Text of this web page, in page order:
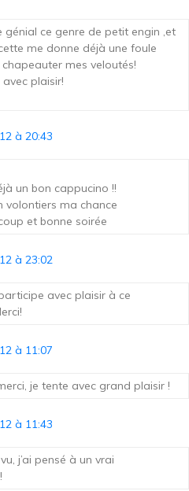
génial ce genre de petit engin ,et
me donne déjà une foule
chapeauter mes veloutés!
plaisir!
à 20:43
un bon cappucino !!
volontiers ma chance
et bonne soirée
à 23:02
avec plaisir à ce
à 11:07
je tente avec grand plaisir !
à 11:43
j’ai pensé à un vrai